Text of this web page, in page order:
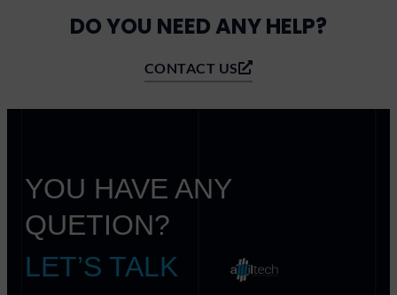
DO YOU NEED ANY HELP?
CONTACT US
YOU HAVE ANY
QUETION?
LET’S TALK